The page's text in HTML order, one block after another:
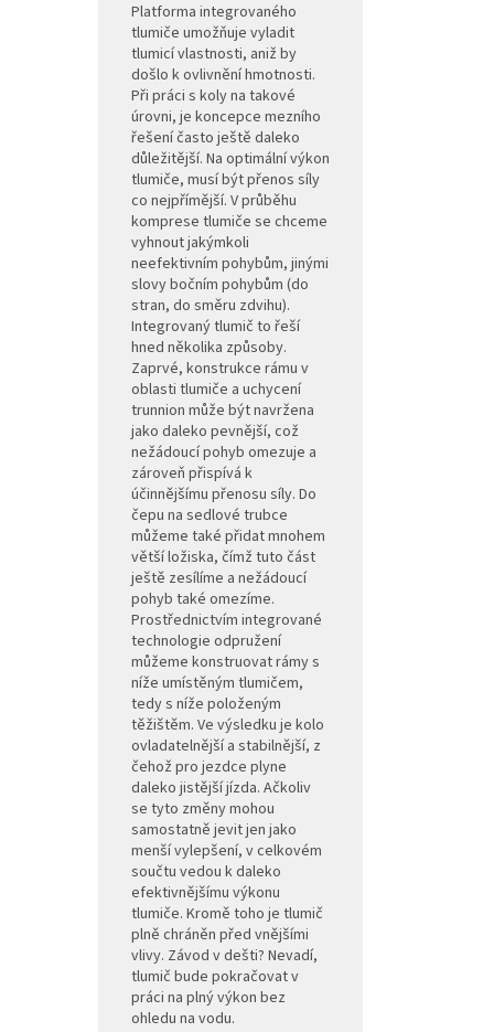
Platforma integrovaného
tlumiče umožňuje vyladit
tlumicí vlastnosti, aniž by
došlo k ovlivnění hmotnosti.
Při práci s koly na takové
úrovni, je koncepce mezního
řešení často ještě daleko
důležitější. Na optimální výkon
tlumiče, musí být přenos síly
co nejpřímější. V průběhu
komprese tlumiče se chceme
vyhnout jakýmkoli
neefektivním pohybům, jinými
slovy bočním pohybům (do
stran, do směru zdvihu).
Integrovaný tlumič to řeší
hned několika způsoby.
Zaprvé, konstrukce rámu v
oblasti tlumiče a uchycení
trunnion může být navržena
jako daleko pevnější, což
nežádoucí pohyb omezuje a
zároveň přispívá k
účinnějšímu přenosu síly. Do
čepu na sedlové trubce
můžeme také přidat mnohem
větší ložiska, čímž tuto část
ještě zesílíme a nežádoucí
pohyb také omezíme.
Prostřednictvím integrované
technologie odpružení
můžeme konstruovat rámy s
níže umístěným tlumičem,
tedy s níže položeným
těžištěm. Ve výsledku je kolo
ovladatelnější a stabilnější, z
čehož pro jezdce plyne
daleko jistější jízda. Ačkoliv
se tyto změny mohou
samostatně jevit jen jako
menší vylepšení, v celkovém
součtu vedou k daleko
efektivnějšímu výkonu
tlumiče. Kromě toho je tlumič
plně chráněn před vnějšími
vlivy. Závod v dešti? Nevadí,
tlumič bude pokračovat v
práci na plný výkon bez
ohledu na vodu.